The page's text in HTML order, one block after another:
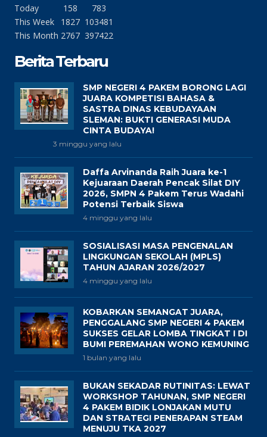
Ikuti Kami di Facebook
KONTAK KAMI
Jalan Kaliurang Km. 17, Sukunan, Pakembinangun,
Pakem, Sleman, D.I.Y 55582
Telepon (0274) 895487
Laman www.smpn4pakem.sch.id; Surel
smpn4_pakem@yahoo.co.id
Rincian Pengunjung
Total 906514818494
Today
158
783
This Week 1827
103481
This Month 2767 397422
Berita Terbaru
SMP NEGERI 4 PAKEM BORONG LAGI
JUARA KOMPETISI BAHASA &
SASTRA DINAS KEBUDAYAAN
SLEMAN: BUKTI GENERASI MUDA
3 minggu yang lalu
Daffa Arvinanda Raih Juara ke-1
Kejuaraan Daerah Pencak Silat DIY
2026, SMPN 4 Pakem Terus Wadahi